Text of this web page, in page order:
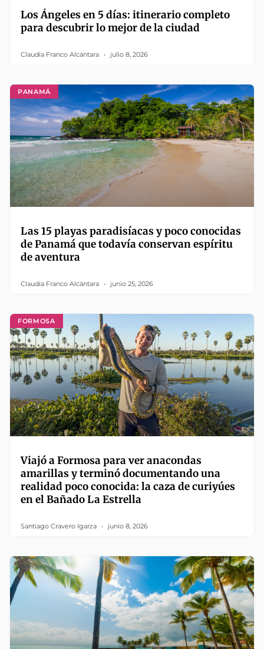
Los Ángeles en 5 días: itinerario completo
para descubrir lo mejor de la ciudad
Claudia Franco Alcántara julio 8, 2026
PANAMÁ
Las 15 playas paradisíacas y poco conocidas
de Panamá que todavía conservan espíritu
de aventura
Claudia Franco Alcántara junio 25, 2026
FORMOSA
Viajó a Formosa para ver anacondas
amarillas y terminó documentando una
realidad poco conocida: la caza de curiyúes
en el Bañado La Estrella
Santiago Cravero Igarza junio 8, 2026